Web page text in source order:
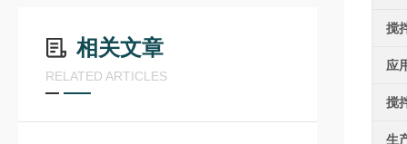
相关文章
RELATED ARTICLES
搅
应
搅
生